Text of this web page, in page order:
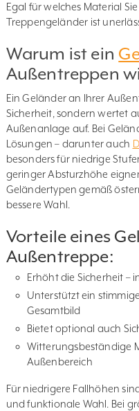
Egal für welches Material
Treppengeländer ist
Warum ist ein
Außentreppen
Ein Geländer an Ihrer
Sicherheit, sondern wertet
Außenanlage auf. Bei
Lösungen – darunter auch
besonders für niedrige
geringer Absturzhöhe
Geländertypen gemäß
bessere Wahl.
Vorteile eines
Außentreppe:
Erhöht die Sicherheit –
Unterstützt ein
Gesamtbild
Bietet optional auch
Witterungsbeständige
Außenbereich
Für niedrigere Fallhöhen
und funktionale Wahl. Bei